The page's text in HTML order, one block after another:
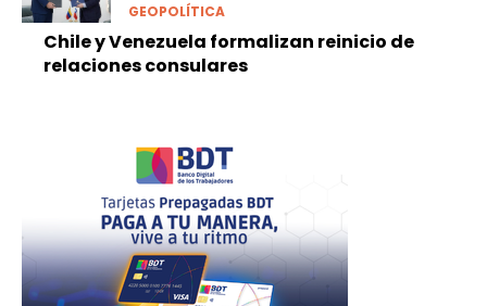
GEOPOLÍTICA
Chile y Venezuela formalizan reinicio de
relaciones consulares